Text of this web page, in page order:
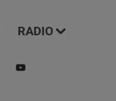
RADIO